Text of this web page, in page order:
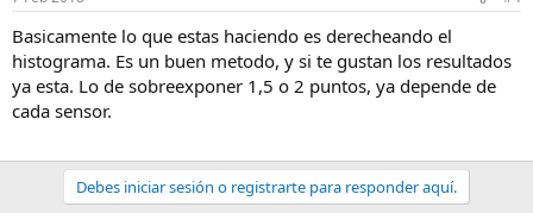
Basicamente lo que estas haciendo es derecheando el
histograma. Es un buen metodo, y si te gustan los resultados
ya esta. Lo de sobreexponer 1,5 o 2 puntos, ya depende de
cada sensor.
Debes iniciar sesión o registrarte para responder aquí.